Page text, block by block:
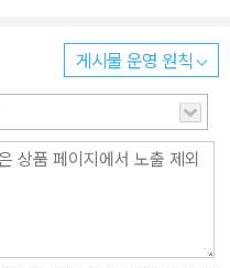
방법을 곳곳에 소개한다. 1
역사를 통해 우리가 왜 기하
공리 체계가 어떻게 발전했
격적으로 원, 타원, 쌍곡선, 포
한다. 7장에서는 앞에서 다루
게시물 운영 원칙